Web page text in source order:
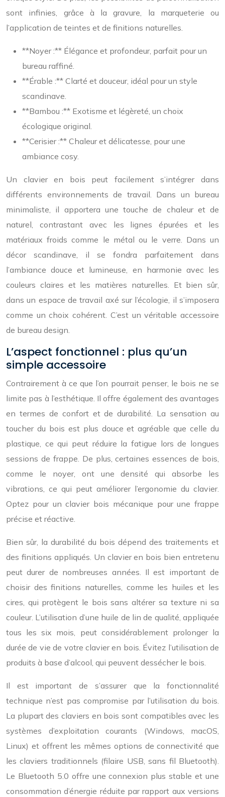
sont infinies, grâce à la gravure, la marqueterie ou
l’application de teintes et de finitions naturelles.
**Noyer :** Élégance et profondeur, parfait pour un
bureau raffiné.
**Érable :** Clarté et douceur, idéal pour un style
scandinave.
**Bambou :** Exotisme et légèreté, un choix
écologique original.
**Cerisier :** Chaleur et délicatesse, pour une
ambiance cosy.
Un clavier en bois peut facilement s’intégrer dans
différents environnements de travail. Dans un bureau
minimaliste, il apportera une touche de chaleur et de
naturel, contrastant avec les lignes épurées et les
matériaux froids comme le métal ou le verre. Dans un
décor scandinave, il se fondra parfaitement dans
l’ambiance douce et lumineuse, en harmonie avec les
couleurs claires et les matières naturelles. Et bien sûr,
dans un espace de travail axé sur l’écologie, il s’imposera
comme un choix cohérent. C’est un véritable accessoire
de bureau design.
L’aspect fonctionnel : plus qu’un
simple accessoire
Contrairement à ce que l’on pourrait penser, le bois ne se
limite pas à l’esthétique. Il offre également des avantages
en termes de confort et de durabilité. La sensation au
toucher du bois est plus douce et agréable que celle du
plastique, ce qui peut réduire la fatigue lors de longues
sessions de frappe. De plus, certaines essences de bois,
comme le noyer, ont une densité qui absorbe les
vibrations, ce qui peut améliorer l’ergonomie du clavier.
Optez pour un clavier bois mécanique pour une frappe
précise et réactive.
Bien sûr, la durabilité du bois dépend des traitements et
des finitions appliqués. Un clavier en bois bien entretenu
peut durer de nombreuses années. Il est important de
choisir des finitions naturelles, comme les huiles et les
cires, qui protègent le bois sans altérer sa texture ni sa
couleur. L’utilisation d’une huile de lin de qualité, appliquée
tous les six mois, peut considérablement prolonger la
durée de vie de votre clavier en bois. Évitez l’utilisation de
produits à base d’alcool, qui peuvent dessécher le bois.
Il est important de s’assurer que la fonctionnalité
technique n’est pas compromise par l’utilisation du bois.
La plupart des claviers en bois sont compatibles avec les
systèmes d’exploitation courants (Windows, macOS,
Linux) et offrent les mêmes options de connectivité que
les claviers traditionnels (filaire USB, sans fil Bluetooth).
Le Bluetooth 5.0 offre une connexion plus stable et une
consommation d’énergie réduite par rapport aux versions